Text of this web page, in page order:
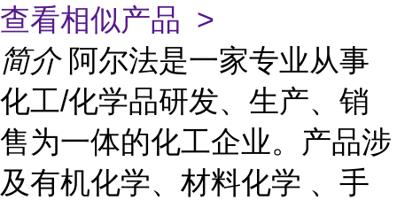
查看相似产品 >
简介 阿尔法是一家专业从事
化工/化学品研发、生产、销
售为一体的化工企业。产品涉
及有机化学、材料化学 、手